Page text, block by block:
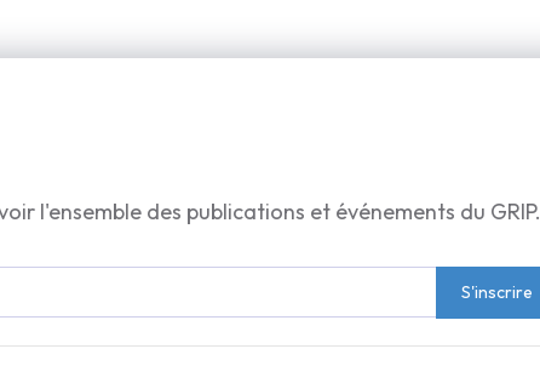
l'ensemble des publications et événements du GRIP.
S'inscrire